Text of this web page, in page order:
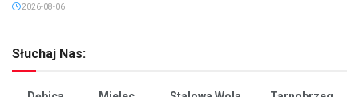
2026-08-06
Słuchaj Nas: